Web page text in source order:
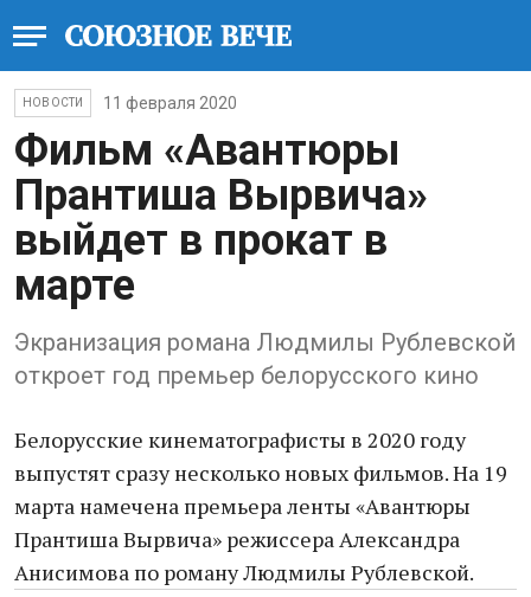
НОВОСТИ 11 февраля 2020
Фильм «Авантюры
Прантиша Вырвича»
выйдет в прокат в
марте
Экранизация романа Людмилы Рублевской
откроет год премьер белорусского кино
Белорусские кинематографисты в 2020 году
выпустят сразу несколько новых фильмов. На 19
марта намечена премьера ленты «Авантюры
Прантиша Вырвича» режиссера Александра
Анисимова по роману Людмилы Рублевской.